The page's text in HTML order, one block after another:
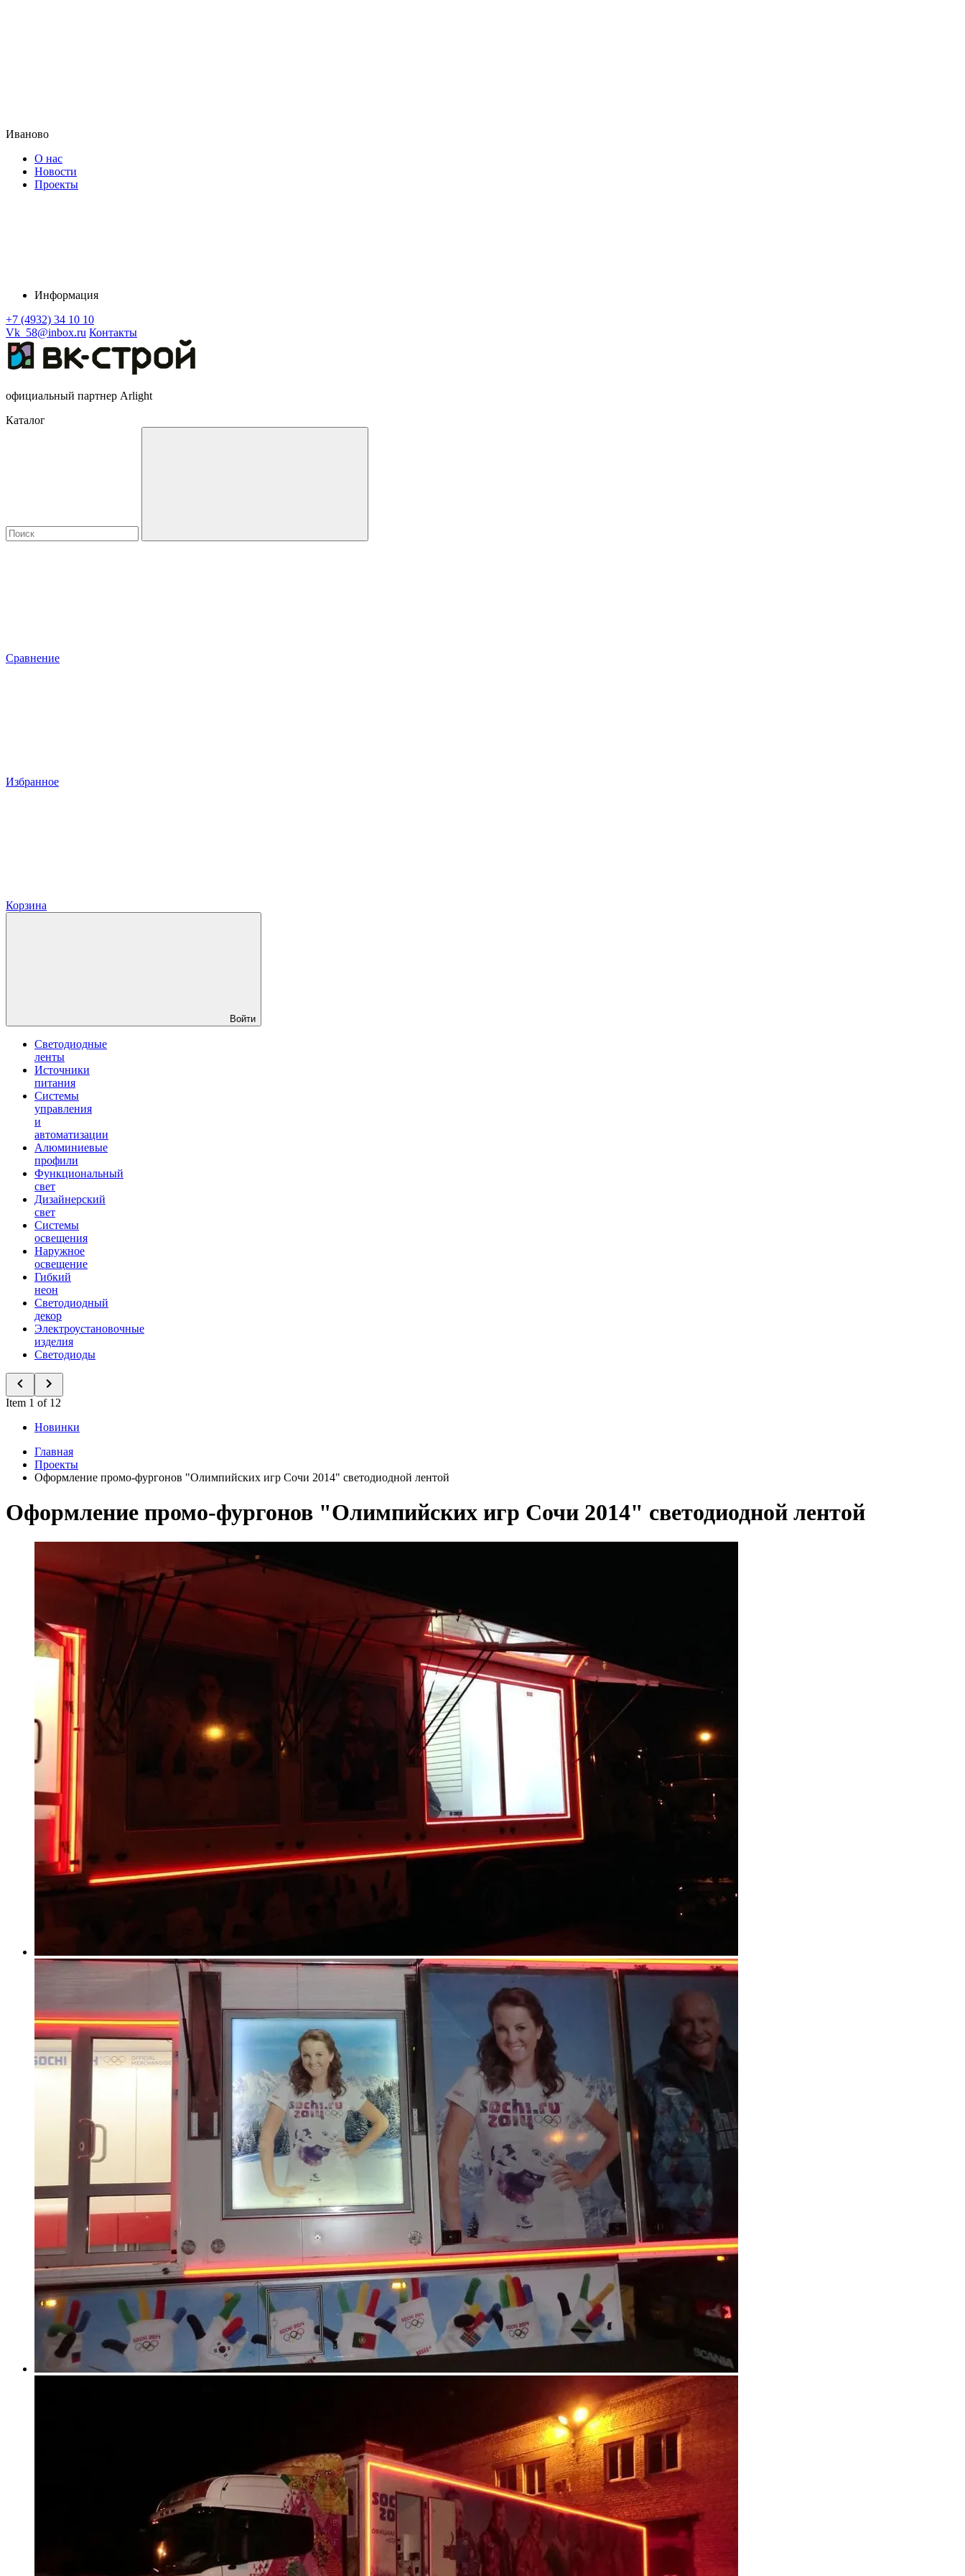
Иваново
О нас
Новости
Проекты
Информация
+7 (4932) 34 10 10
Vk_58@inbox.ru Контакты
официальный партнер Arlight
Каталог
Сравнение
Избранное
Корзина
Войти
Светодиодные
ленты
Источники
питания
Системы
управления
и
автоматизации
Алюминиевые
профили
Функциональный
свет
Дизайнерский
свет
Системы
освещения
Наружное
освещение
Гибкий
неон
Светодиодный
декор
Электроустановочные
изделия
Светодиоды
Item 1 of 12
Новинки
Главная
Проекты
Оформление промо-фургонов "Олимпийских игр Сочи 2014" светодиодной лентой
Оформление промо-фургонов "Олимпийских игр Сочи 2014" светодиодной лентой